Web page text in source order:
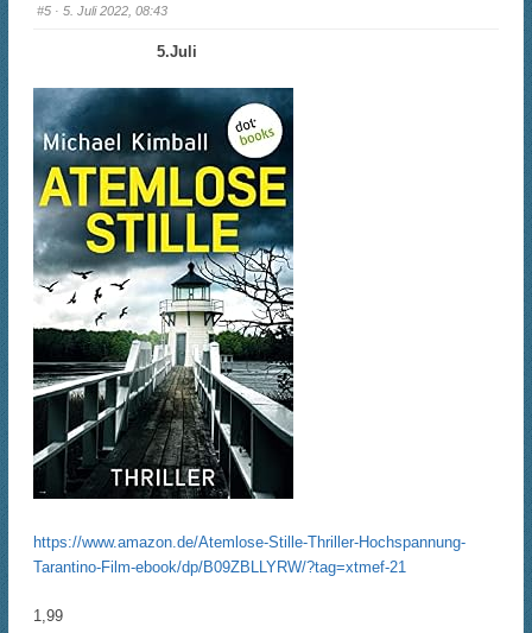
#5 · 5. Juli 2022, 08:43
5.Juli
https://www.amazon.de/Atemlose-Stille-Thriller-Hochspannung-
Tarantino-Film-ebook/dp/B09ZBLLYRW/?tag=xtmef-21
1,99